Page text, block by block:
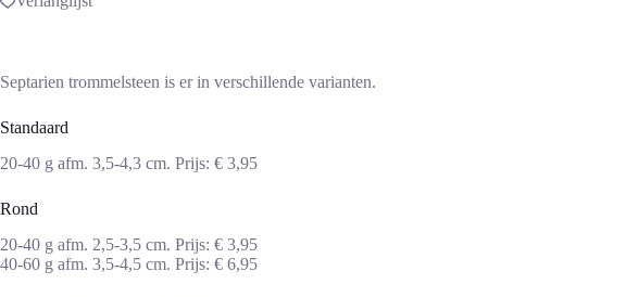
Septarien trommelsteen is er in verschillende varianten.
Standaard
20-40 g afm. 3,5-4,3 cm. Prijs: € 3,95
Rond
20-40 g afm. 2,5-3,5 cm. Prijs: € 3,95
40-60 g afm. 3,5-4,5 cm. Prijs: € 6,95